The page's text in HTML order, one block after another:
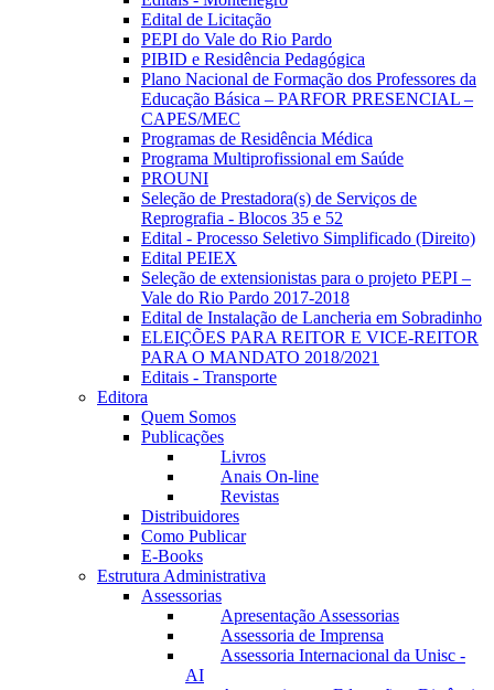
Edital de Licitação
PEPI do Vale do Rio Pardo
PIBID e Residência Pedagógica
Plano Nacional de Formação dos Professores da
Educação Básica – PARFOR PRESENCIAL –
CAPES/MEC
Programas de Residência Médica
Programa Multiprofissional em Saúde
PROUNI
Seleção de Prestadora(s) de Serviços de
Reprografia - Blocos 35 e 52
Edital - Processo Seletivo Simplificado (Direito)
Edital PEIEX
Seleção de extensionistas para o projeto PEPI –
Vale do Rio Pardo 2017-2018
Edital de Instalação de Lancheria em Sobradinho
ELEIÇÕES PARA REITOR E VICE-REITOR
PARA O MANDATO 2018/2021
Editais - Transporte
Editora
Quem Somos
Publicações
Livros
Anais On-line
Revistas
Distribuidores
Como Publicar
E-Books
Estrutura Administrativa
Assessorias
Apresentação Assessorias
Assessoria de Imprensa
Assessoria Internacional da Unisc -
AI